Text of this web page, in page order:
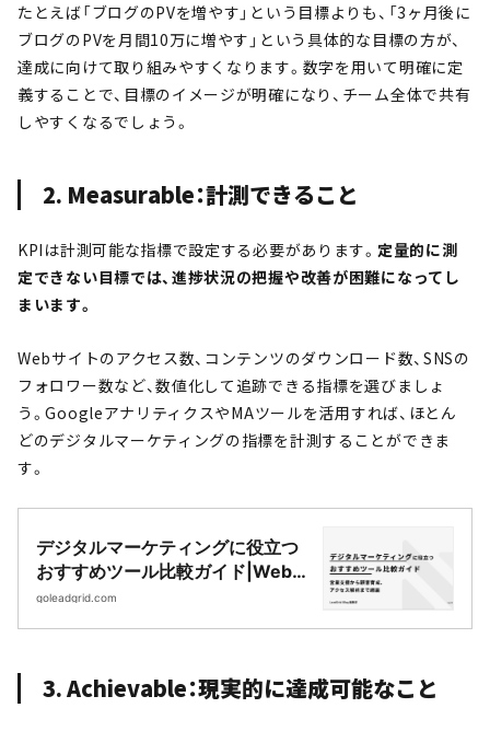
たとえば「ブログのPVを増やす」という目標よりも、「3ヶ月後に
ブログのPVを月間10万に増やす」という具体的な目標の方が、
達成に向けて取り組みやすくなります。数字を用いて明確に定
義することで、目標のイメージが明確になり、チーム全体で共有
しやすくなるでしょう。
2. Measurable：計測できること
KPIは計測可能な指標で設定する必要があります。 定量的に測
定できない目標では、進捗状況の把握や改善が困難になってし
まいます。
Webサイトのアクセス数、コンテンツのダウンロード数、SNSの
フォロワー数など、数値化して追跡できる指標を選びましょ
う。GoogleアナリティクスやMAツールを活用すれば、ほとん
どのデジタルマーケティングの指標を計測することができま
す。
デジタルマーケティングに役立つ
おすすめツール比較ガイド|Webサ
イト制作・CMS開発｜LeadGrid
goleadgrid.com
3. Achievable：現実的に達成可能なこと